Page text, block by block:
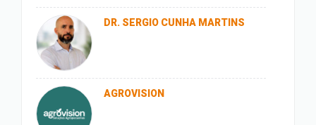
DR. SERGIO CUNHA MARTINS
AGROVISION